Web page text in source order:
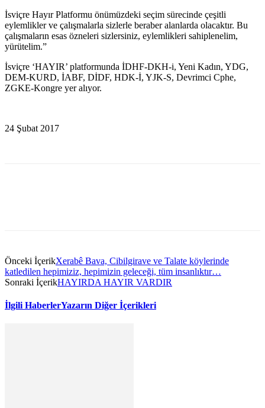
İsviçre Hayır Platformu önümüzdeki seçim sürecinde çeşitli
eylemlikler ve çalışmalarla sizlerle beraber alanlarda olacaktır. Bu
çalışmaların esas özneleri sizlersiniz, eylemlikleri sahiplenelim,
yürütelim.”
İsviçre ‘HAYIR’ platformunda İDHF-DKH-i, Yeni Kadın, YDG,
DEM-KURD, İABF, DİDF, HDK-İ, YJK-S, Devrimci Cphe,
ZGKE-Kongre yer alıyor.
24 Şubat 2017
Önceki İçerikXerabê Bava, Cibilgirave ve Talate köylerinde
katledilen hepimiziz, hepimizin geleceği, tüm insanlıktır…
Sonraki İçerikHAYIRDA HAYIR VARDIR
İlgili HaberlerYazarın Diğer İçerikleri